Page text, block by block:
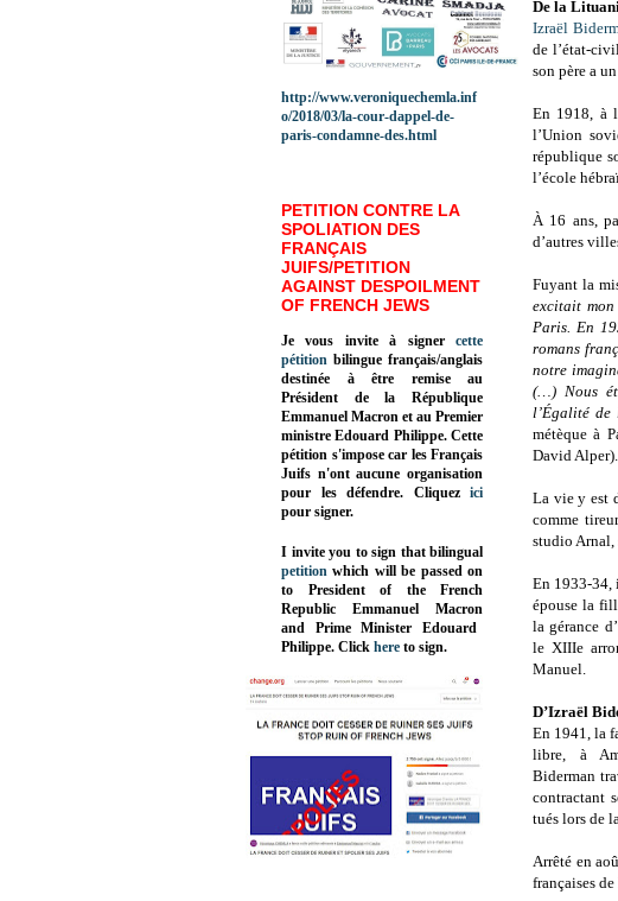
De la
Izraël
de l’état-
son père a
En 1918, à
l’Union
république
l’école
À 16 ans,
d’autres
Fuyant la
excitait
Paris. En
romans
notre
(…) Nous
l’Égalité de
métèque à
David Alper).
La vie y est
comme
studio Arnal,
En 1933-34,
épouse la
la gérance
le XIIIe
Manuel.
D’Izraël
En 1941, la
libre, à
Biderman
contractant
tués lors de
Arrêté en
françaises
http://www.veroniquechemla.inf
o/2018/03/la-cour-dappel-de-
paris-condamne-des.html
PETITION CONTRE LA
SPOLIATION DES
FRANÇAIS
JUIFS/PETITION
AGAINST DESPOILMENT
OF FRENCH JEWS
Je vous invite à signer cette
pétition bilingue français/anglais
destinée à être remise au
Président de la République
Emmanuel Macron et au Premier
ministre Edouard Philippe. Cette
pétition s'impose car les Français
Juifs n'ont aucune organisation
pour les défendre. Cliquez
ici
pour signer.
I invite you to sign that bilingual
petition which will be passed on
to President of the French
Republic Emmanuel Macron
and Prime Minister Edouard
Philippe. Click here to sign.